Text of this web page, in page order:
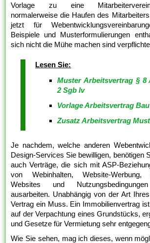
Vorlage zu eine
normalerweise die Haufen des
jetzt für
Beispiele und Musterformulierungen
sich nicht die Mühe machen sind
Lesen Sie:
Muster Arbeitsvertrag § 8
2 Sgb Iv
Vorlage Arbeitsvertrag Bau
Zusatz Arbeitsvertrag
Je nachdem, welche anderen
Design-Services Sie bewilligen, benötigen
auch Verträge, die sich mit ASP-
von Webinhalten, Website-
Websites und
ausarbeiten. Unabhängig von der Art
Vertrag ein Muss. Ein Immobilienvertrag
auf der Verpachtung eines Grundstücks,
und Gesetze für Vermietung sehr
Wie Sie sehen, mag ich dieses, wenn